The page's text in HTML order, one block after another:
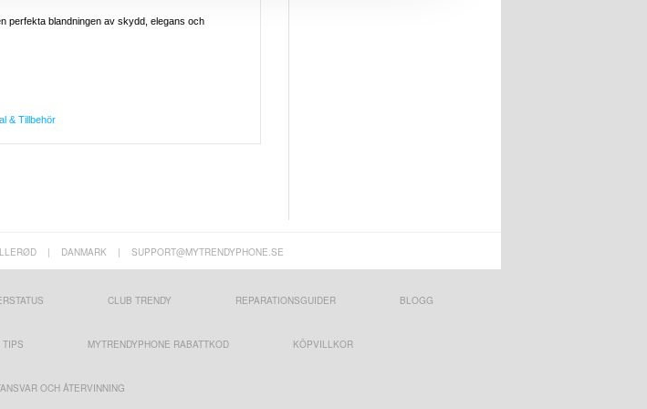
perfekta blandningen av skydd, elegans och
& Tillbehör
| DANMARK | SUPPORT@MYTRENDYPHONE.SE
CLUB TRENDY REPARATIONSGUIDER BLOGG
TIPS MYTRENDYPHONE RABATTKOD KÖPVILLKOR
OCH ÅTERVINNING